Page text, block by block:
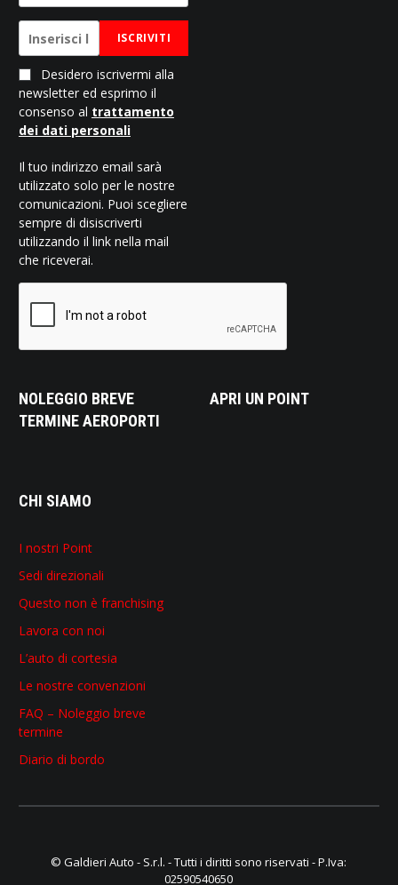
ISCRIVITI
Desidero iscrivermi alla
newsletter ed esprimo il
consenso al trattamento
dei dati personali
Il tuo indirizzo email sarà
utilizzato solo per le nostre
comunicazioni. Puoi scegliere
sempre di disiscriverti
utilizzando il link nella mail
che riceverai.
NOLEGGIO BREVE
TERMINE AEROPORTI
APRI UN POINT
CHI SIAMO
I nostri Point
Sedi direzionali
Questo non è franchising
Lavora con noi
L’auto di cortesia
Le nostre convenzioni
FAQ – Noleggio breve
termine
Diario di bordo
© Galdieri Auto - S.r.l. - Tutti i diritti sono riservati - P.Iva:
02590540650